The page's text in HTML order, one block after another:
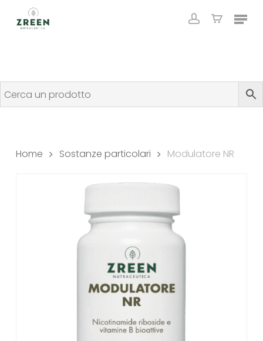
account
Menu
Cart Close
Home Sostanze particolari Modulatore NR